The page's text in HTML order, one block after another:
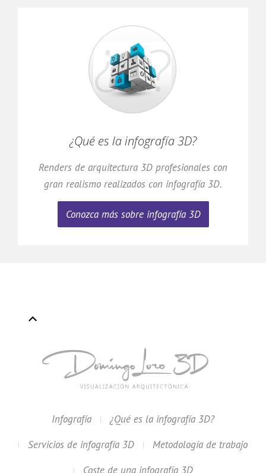
¿Qué es la infografía 3D?
Renders de arquitectura 3D profesionales con
gran realismo realizados con infografía 3D.
Conozca más sobre infografía 3D
Infografía
¿Qué es la infografía 3D?
Servicios de infografía 3D
Metodología de trabajo
Coste de una infografía 3D